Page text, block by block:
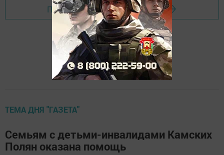
Перейти на страницу новости
ТЕМА ДНЯ "ГАЗЕТА"
Cемьям с детьми-инвалидами Камских
Полян оказана помощь